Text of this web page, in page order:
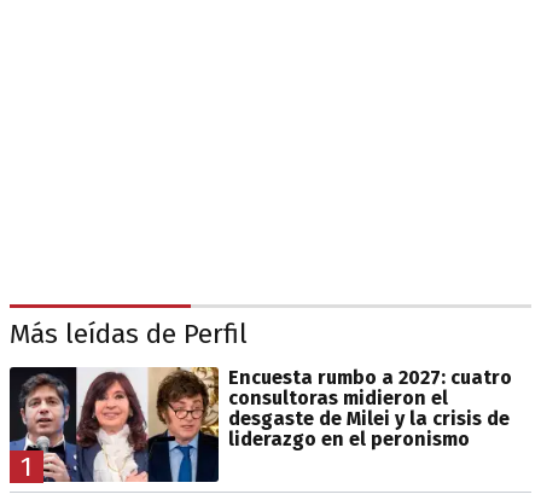
Más leídas de Perfil
1
Encuesta rumbo a 2027: cuatro
consultoras midieron el
desgaste de Milei y la crisis de
liderazgo en el peronismo